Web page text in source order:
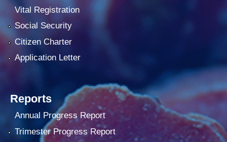
Vital Registration
Social Security
Citizen Charter
Application Letter
Reports
Annual Progress Report
Trimester Progress Report